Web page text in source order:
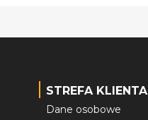
STREFA KLIENTA
Dane osobowe